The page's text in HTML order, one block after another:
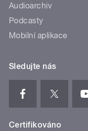
Audioarchiv
Podcasty
Mobilní aplikace
Sledujte nás
Certifikováno